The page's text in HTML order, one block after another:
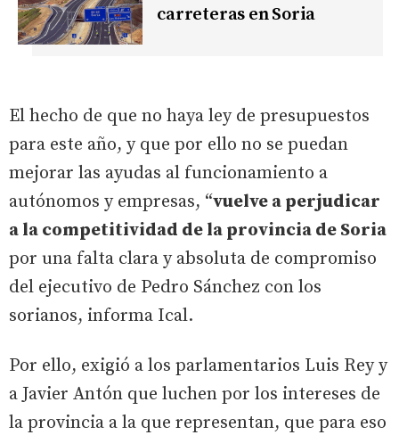
carreteras en Soria
El hecho de que no haya ley de presupuestos
para este año, y que por ello no se puedan
mejorar las ayudas al funcionamiento a
autónomos y empresas, “vuelve a perjudicar
a la competitividad de la provincia de Soria
por una falta clara y absoluta de compromiso
del ejecutivo de Pedro Sánchez con los
sorianos, informa Ical.
Por ello, exigió a los parlamentarios Luis Rey y
a Javier Antón que luchen por los intereses de
la provincia a la que representan, que para eso